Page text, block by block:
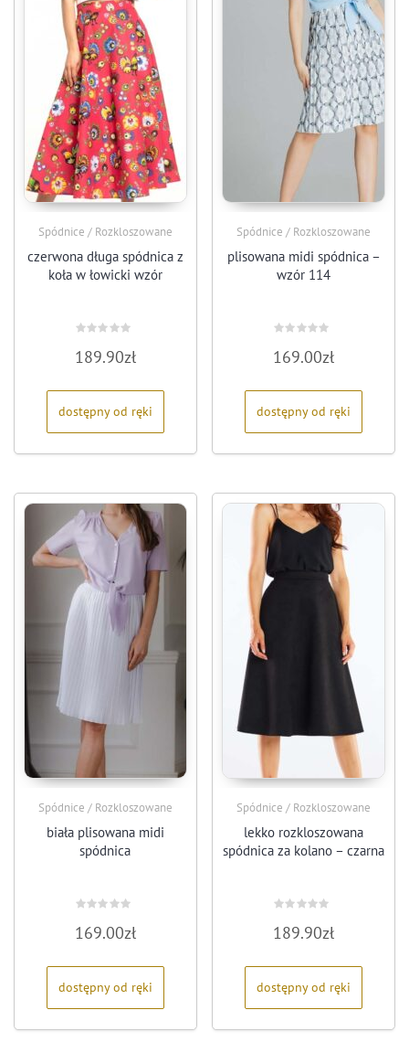
Spódnice / Rozkloszowane
czerwona długa spódnica z
koła w łowicki wzór
0
na
189.90zł
dostępny od ręki
Spódnice / Rozkloszowane
plisowana midi spódnica –
wzór 114
0
na
169.00zł
dostępny od ręki
Spódnice / Rozkloszowane
biała plisowana midi
spódnica
0
na
169.00zł
dostępny od ręki
Spódnice / Rozkloszowane
lekko rozkloszowana
spódnica za kolano – czarna
0
na
189.90zł
dostępny od ręki